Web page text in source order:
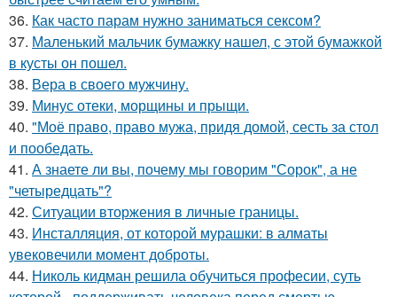
36. Как часто парам нужно заниматься сексом?
37. Маленький мальчик бумажку нашел, с этой бумажкой
в кусты он пошел.
38. Вера в своего мужчину.
39. Минус отеки, морщины и прыщи.
40. "Моё право, право мужа, придя домой, сесть за стол
и пообедать.
41. А знаете ли вы, почему мы говорим "Сорок", а не
"четыредцать"?
42. Ситуации вторжения в личные границы.
43. Инсталляция, от которой мурашки: в алматы
увековечили момент доброты.
44. Николь кидман решила обучиться професии, суть